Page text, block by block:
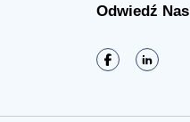
Odwiedź Nas